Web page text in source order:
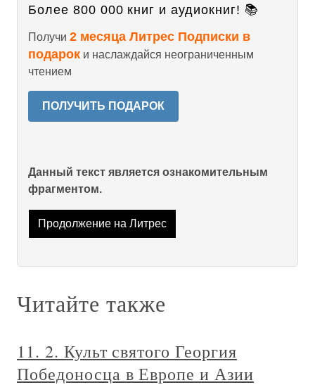
Более 800 000 книг и аудиокниг! 📚
Получи 2 месяца Литрес Подписки в
подарок и наслаждайся неограниченным
чтением
ПОЛУЧИТЬ ПОДАРОК
Данный текст является ознакомительным
фрагментом.
Продолжение на Литрес
Читайте также
11. 2. Культ святого Георгия
Победоносца в Европе и Азии